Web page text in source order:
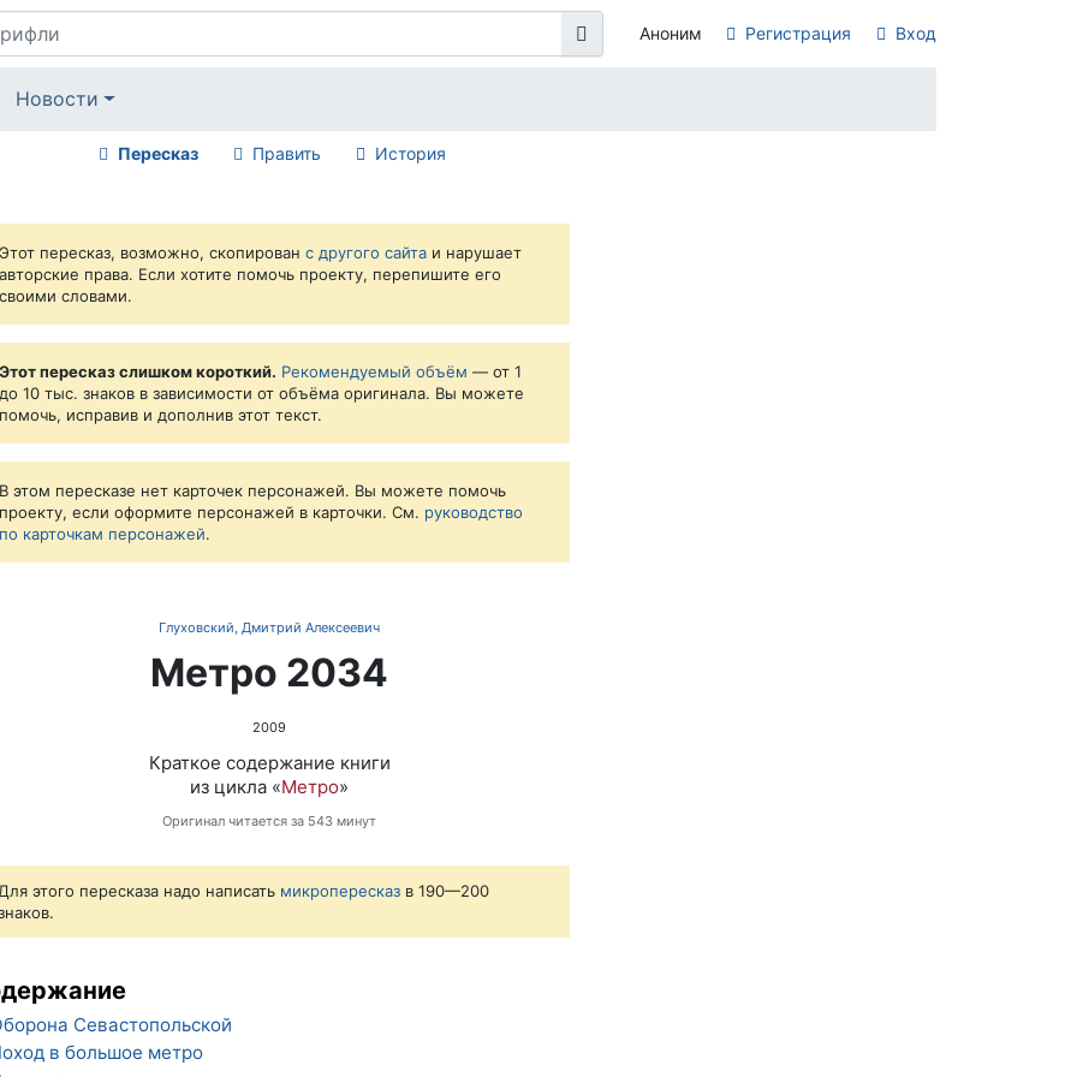
Аноним Регистрация Вход
Новости
Пересказ Править История
Этот пересказ, возможно, скопирован с другого сайта и нарушает
авторские права. Если хотите помочь проекту, перепишите его
своими словами.
Этот пересказ слишком короткий. Рекомендуемый объём — от 1
до 10 тыс. знаков в зависимости от объёма оригинала. Вы можете
помочь, исправив и дополнив этот текст.
В этом пересказе нет карточек персонажей. Вы можете помочь
проекту, если оформите персонажей в карточки. См. руководство
по карточкам персонажей.
Глуховский, Дмитрий Алексеевич
Метро 2034
2009
Краткое содержание книги
из цикла «Метро»
Оригинал читается за 543 минут
Для этого пересказа надо написать микропересказ в 190—200
Севастопольской
в большое метро